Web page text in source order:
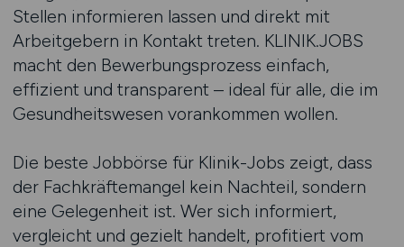
Stellen informieren lassen und direkt mit
Arbeitgebern in Kontakt treten. KLINIK.JOBS
macht den Bewerbungsprozess einfach,
effizient und transparent – ideal für alle, die im
Gesundheitswesen vorankommen wollen.
Die beste Jobbörse für Klinik-Jobs zeigt, dass
der Fachkräftemangel kein Nachteil, sondern
eine Gelegenheit ist. Wer sich informiert,
vergleicht und gezielt handelt, profitiert vom